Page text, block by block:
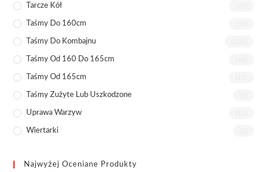
Tarcze Kół
Taśmy Do 160cm
Taśmy Do Kombajnu
Taśmy Od 160 Do 165cm
Taśmy Od 165cm
Taśmy Zużyte Lub Uszkodzone
Uprawa Warzyw
Wiertarki
Najwyżej Oceniane Produkty